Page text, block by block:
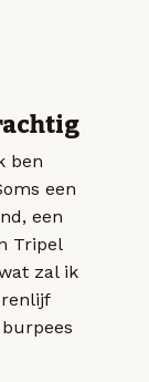
ben
een
een
Tripel
zal ik